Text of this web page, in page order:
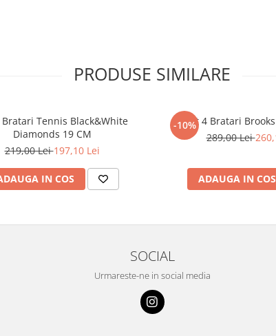
PRODUSE SIMILARE
Bratari Tennis Black&White
Diamonds 19 CM
219,00 Lei197,10 Lei
IN COS
-10%Set 4 Bratari
289,00 Lei
ADAUGA IN COS
SOCIAL
Urmareste-ne in social media